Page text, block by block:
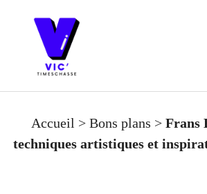
Accueil > Bons plans > Frans
techniques artistiques et